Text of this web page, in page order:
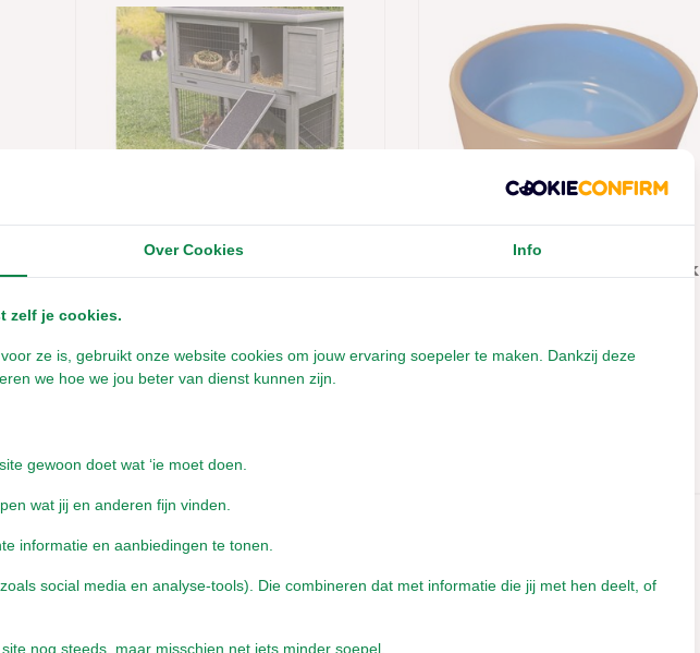
- Zwart
Incl. btw
Stenen Voer- en Waterbak
Over Cookies Info
zelf je cookies.
ze is, gebruikt onze website cookies om jouw ervaring soepeler te maken. Dankzij deze
we hoe we jou beter van dienst kunnen zijn.
gewoon doet wat ‘ie moet doen.
wat jij en anderen fijn vinden.
informatie en aanbiedingen te tonen.
social media en analyse-tools). Die combineren dat met informatie die jij met hen deelt, of
nog steeds, maar misschien net iets minder soepel.